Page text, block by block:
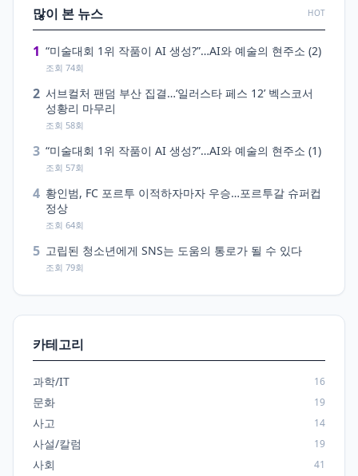
많이 본 뉴스 HOT
1 “미술대회 1위 작품이 AI 생성?”…AI와 예술의 현주소 (2)
조회 74회
2 서브컬처 팬덤 부산 집결…‘일러스타 페스 12’ 벡스코서
성황리 마무리
조회 58회
3 “미술대회 1위 작품이 AI 생성?”…AI와 예술의 현주소 (1)
조회 57회
4 황인범, FC 포르투 이적하자마자 우승…포르투갈 슈퍼컵
정상
조회 64회
5 고립된 청소년에게 SNS는 도움의 통로가 될 수 있다
조회 79회
카테고리
과학/IT 16
문화 19
사고 14
사설/칼럼 19
사회 41